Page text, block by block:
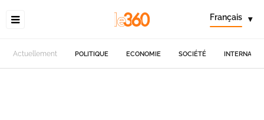
Français ▾
Actuellement POLITIQUE ECONOMIE SOCIÉTÉ